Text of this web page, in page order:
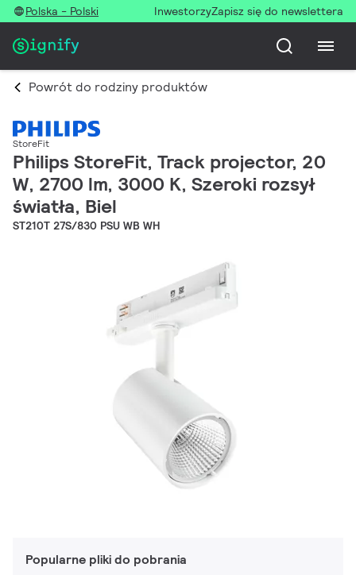
Polska - Polski InwestorzyZapisz się do newslettera
Powrót do rodziny produktów
StoreFit
Philips StoreFit, Track projector, 20
W, 2700 lm, 3000 K, Szeroki rozsył
światła, Biel
ST210T 27S/830 PSU WB WH
Popularne pliki do pobrania